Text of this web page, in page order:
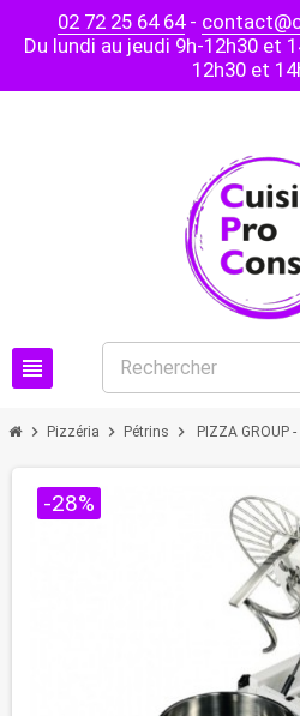
02 72 25 64 64-
Du lundi au jeudi 9h-12h30 et
12h30 et
view_headline
chevron_right Pizzéria chevron_right Pétrins chevron_right PIZZA GROUP
-28%